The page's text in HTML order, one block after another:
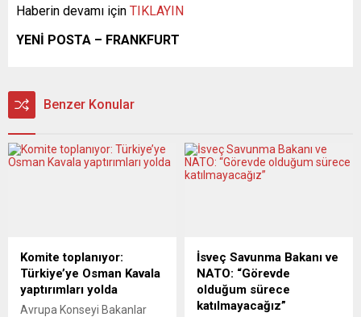
Haberin devamı için TIKLAYIN
YENİ POSTA – FRANKFURT
Benzer Konular
Komite toplanıyor:
Türkiye’ye Osman Kavala
yaptırımları yolda
Avrupa Konseyi Bakanlar
İsveç Savunma Bakanı ve
NATO: “Görevde
olduğum sürece
katılmayacağız”